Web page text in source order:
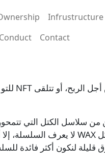
Group 2Infrustructure
Contact